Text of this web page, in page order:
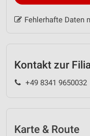
Fehlerhafte Daten
Kontakt zur
+49 8341 9650032
Karte & Route